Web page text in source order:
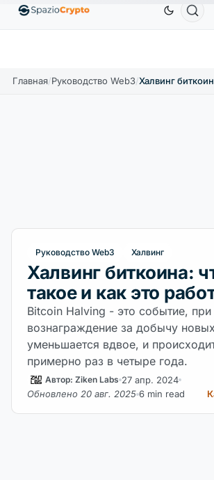
EthereumETH1 880,58 $ TetherUSDT
Главная/Руководство Web3/
Руководство Web3 Халвинг
Халвинг биткоина:
такое и как это
Bitcoin Halving - это событие,
вознаграждение за добычу
уменьшается вдвое, и
примерно раз в четыре года.
Автор: Ziken Labs 27 апр. 2024
Обновлено 20 авг. 2025 6 min read